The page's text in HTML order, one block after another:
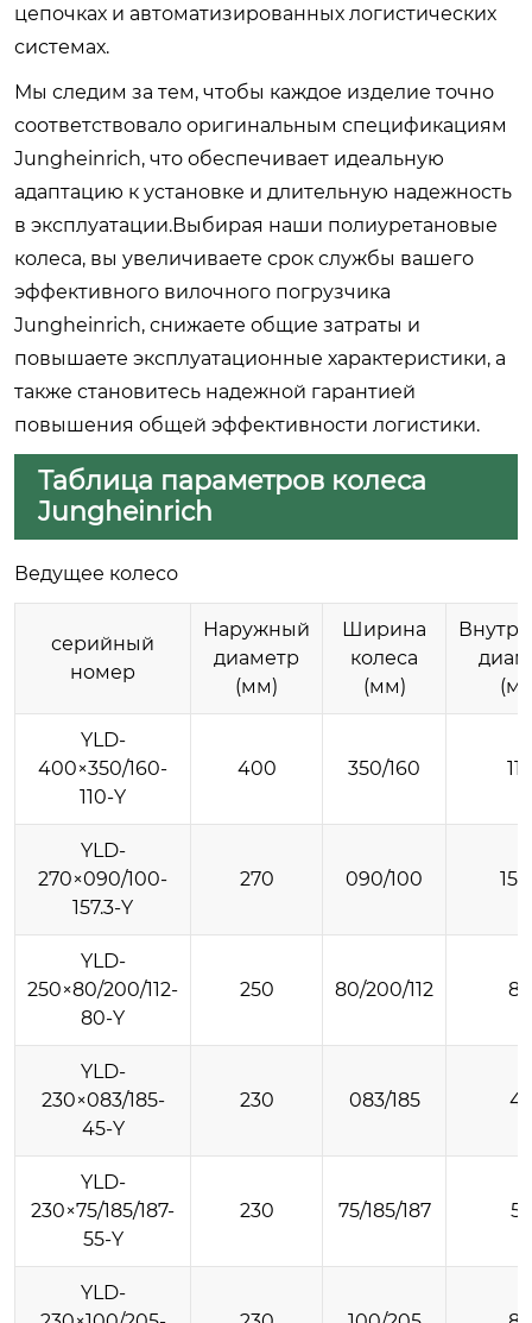
цепочках и автоматизированных логистических
системах.
Мы следим за тем, чтобы каждое изделие точно
соответствовало оригинальным спецификациям
Jungheinrich, что обеспечивает идеальную
адаптацию к установке и длительную надежность
в эксплуатации.Выбирая наши полиуретановые
колеса, вы увеличиваете срок службы вашего
эффективного вилочного погрузчика
Jungheinrich, снижаете общие затраты и
повышаете эксплуатационные характеристики, а
также становитесь надежной гарантией
повышения общей эффективности логистики.
Таблица параметров колеса
Jungheinrich
Ведущее колесо
серийный
номер
Наружный
диаметр
(мм)
Ширина
колеса
(мм)
YLD-
400×350/160-
110-Y
400 350/160
YLD-
270×090/100-
157.3-Y
270 090/100
YLD-
250×80/200/112-
80-Y
250 80/200/112 80
YLD-
230×083/185-
45-Y
230 083/185 45
YLD-
230×75/185/187-
55-Y
230 75/185/187 55
YLD-